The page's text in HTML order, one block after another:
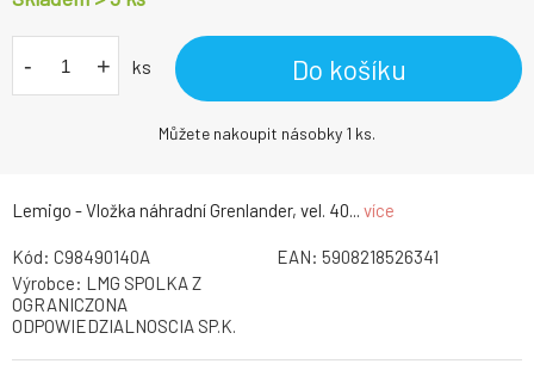
Lemigo - Vložka náhradní Grenlander, vel. 40... více
- + ks Do košíku
Můžete nakoupit násobky 1 ks.
Kód: C98490140A EAN: 5908218526341
Výrobce: LMG SPOLKA Z
OGRANICZONA
ODPOWIEDZIALNOSCIA SP.K.